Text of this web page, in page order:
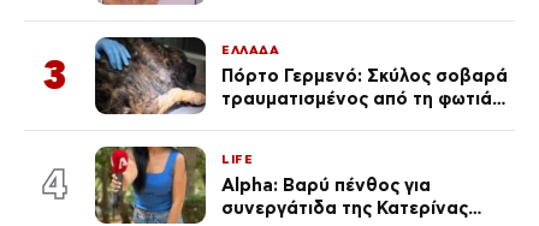
3
ΕΛΛΑΔΑ
Πόρτο Γερμενό: Σκύλος σοβαρά
τραυματισμένος από τη φωτιά
4
LIFE
Alpha: Βαρύ πένθος για
συνεργάτιδα της Κατερίνας